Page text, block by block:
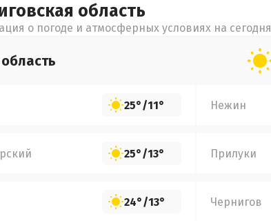
область
о погоде и атмосферных условиях на сегодня
область
25°/11° Нежин
25°/13° Прилуки
24°/13° Чернигов